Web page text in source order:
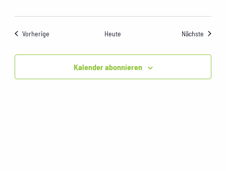
VorherigeVeranstaltungen Heute Nächste
Kalender abonnieren